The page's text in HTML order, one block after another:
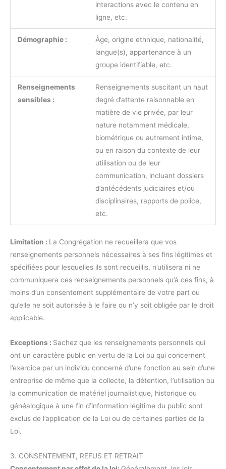
interactions avec le contenu en
ligne, etc.
Démographie :
Âge, origine ethnique, nationalité,
langue(s), appartenance à un
groupe identifiable, etc.
Renseignements
sensibles :
Renseignements suscitant un haut
degré d’attente raisonnable en
matière de vie privée, par leur
nature notamment médicale,
biométrique ou autrement intime,
ou en raison du contexte de leur
utilisation ou de leur
communication, incluant dossiers
d’antécédents judiciaires et/ou
disciplinaires, rapports de police,
etc.
Limitation : La Congrégation ne recueillera que vos
renseignements personnels nécessaires à ses fins légitimes et
spécifiées pour lesquelles ils sont recueillis, n’utilisera ni ne
communiquera ces renseignements personnels qu’à ces fins, à
moins d’un consentement supplémentaire de votre part ou
qu’elle ne soit autorisée à le faire ou n’y soit obligée par le droit
applicable.
Exceptions : Sachez que les renseignements personnels qui
ont un caractère public en vertu de la Loi ou qui concernent
l’exercice par un individu concerné d’une fonction au sein d’une
entreprise de même que la collecte, la détention, l’utilisation ou
la communication de matériel journalistique, historique ou
généalogique à une fin d’information légitime du public sont
exclus de l’application de la Loi ou de certaines parties de la
Loi.
3. CONSENTEMENT, REFUS ET RETRAIT